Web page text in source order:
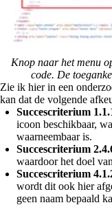
Knop naar het menu
code. De
Zie ik hier in een
kan dat de volgende
Succescriterium
icoon beschikbaar,
waarneembaar is.
Succescriterium
waardoor het doel
Succescriterium
wordt dit ook hier
geen naam bepaald